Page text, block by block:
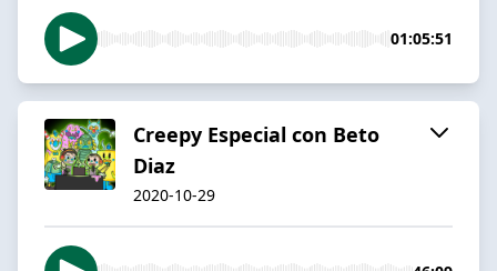
01:05:51
Creepy Especial con Beto
Diaz
2020-10-29